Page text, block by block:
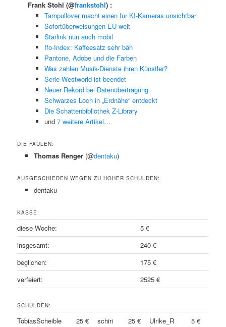
Frank Stohl(@frankstohl) :
Tarnpullover macht einen für KI-Kameras unsichtbar
Sofortüberweisungen EU-weit
Starlink nun auch mobil
Ifo-Index: Kaffeesatz sehr bäh
Pantone, Adobe und die Farben
Was zahlen Musik-Dienste ihren Künstler?
Serie Westworld ist beendet
Neuer Rekord bei Datenübertragung
Schwarzes Loch in „Erdnähe“ entdeckt
Die Schattenbibliothek Z-Library
und 7 weitere Artikel…
DIE FAULEN:
Thomas Renger (@dentaku)
AUSGESCHIEDEN WEGEN ZU HOHER SCHULDEN:
dentaku
KASSE:
diese Woche:
5 €
insgesamt:
240 €
beglichen:
175 €
verfeiert:
2525 €
SCHULDEN:
TobiasScheible 25 € schiri 25 € Ulrike_R
5 €